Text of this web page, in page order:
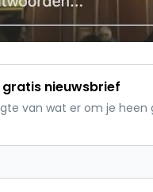
nieuwsbrief
van wat er om je heen